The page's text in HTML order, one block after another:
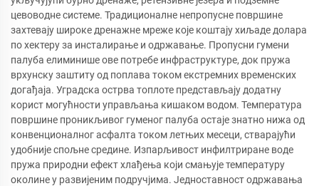
цевоводне системе. Традиционалне непропусне површине
захтевају широке дренажне мреже које коштају хиљаде долара
по хектеру за инсталирање и одржавање. Пропусни гумени
палуба елиминише ове потребе инфраструктуре, док пружа
врхунску заштиту од поплава током екстремних временских
догађаја. Уградска острва топлоте представљају додатну
корист могућности управљања кишаком водом. Температура
површине проникљивог гуменог палуба остаје знатно нижа од
конвенционалног асфалта током летњих месеци, стварајући
удобније спољне средине. Изпарљивост инфилтриране воде
пружа природни ефект хлађења који смањује температуру
околине у развијеним подручјима. Једноставност одржавања